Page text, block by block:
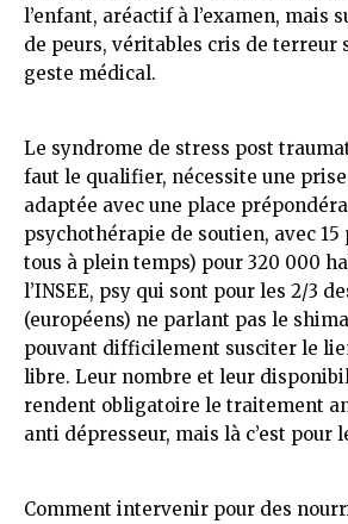
l’enfant, aréactif à l’examen, mais
de peurs, véritables cris de terreur
geste médical.
Le syndrome de stress post
faut le qualifier, nécessite une
adaptée avec une place
psychothérapie de soutien, avec
tous à plein temps) pour 320 000
l’INSEE, psy qui sont pour les 2/3
(européens) ne parlant pas le
pouvant difficilement susciter le
libre. Leur nombre et leur
rendent obligatoire le traitement
anti dépresseur, mais là c’est pour
Comment intervenir pour des